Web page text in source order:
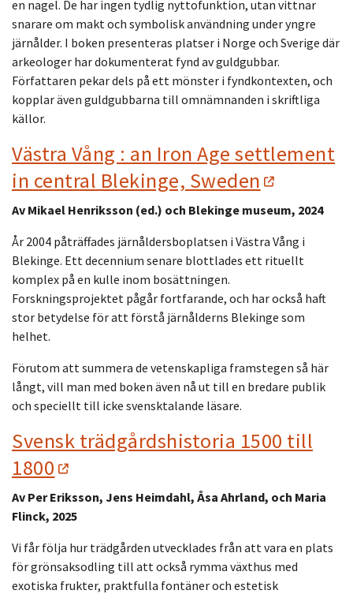
en nagel. De har ingen tydlig nyttofunktion, utan vittnar
snarare om makt och symbolisk användning under yngre
järnålder. I boken presenteras platser i Norge och Sverige där
arkeologer har dokumenterat fynd av guldgubbar.
Författaren pekar dels på ett mönster i fyndkontexten, och
kopplar även guldgubbarna till omnämnanden i skriftliga
källor.
Västra Vång : an Iron Age settlement
in central Blekinge, Sweden
Av Mikael Henriksson (ed.) och Blekinge museum, 2024
År 2004 påträffades järnåldersboplatsen i Västra Vång i
Blekinge. Ett decennium senare blottlades ett rituellt
komplex på en kulle inom bosättningen.
Forskningsprojektet pågår fortfarande, och har också haft
stor betydelse för att förstå järnålderns Blekinge som
helhet.
Förutom att summera de vetenskapliga framstegen så här
långt, vill man med boken även nå ut till en bredare publik
och speciellt till icke svensktalande läsare.
Svensk trädgårdshistoria 1500 till
1800
Av Per Eriksson, Jens Heimdahl, Åsa Ahrland, och Maria
Flinck, 2025
Vi får följa hur trädgården utvecklades från att vara en plats
för grönsaksodling till att också rymma växthus med
exotiska frukter, praktfulla fontäner och estetisk